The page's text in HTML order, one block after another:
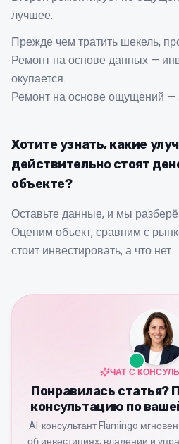
лучшее.
Прежде чем тратить шекель,
Ремонт на основе данных —
окупается.
Ремонт на основе ощущений —
Хотите узнать, какие
действительно стоят
объекте?
Оставьте данные, и мы
Оценим объект, сравним с
стоит инвестировать, а что нет.
ЧАТ С
Понравилась статья?
консультацию по
AI-консультант Flamingo